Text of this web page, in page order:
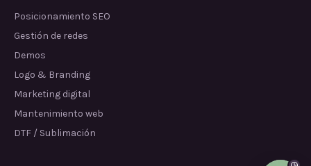
Posicionamiento SEO
Gestión de redes
Demos
Logo & Branding
Marketing digital
Mantenimiento web
DTF / Sublimación